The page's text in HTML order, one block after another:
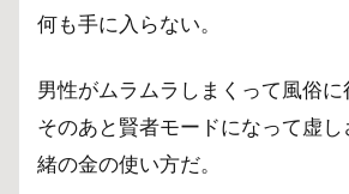
何も手に入らない。
男性がムラムラしまくって風俗に
そのあと賢者モードになって虚
緒の金の使い方だ。